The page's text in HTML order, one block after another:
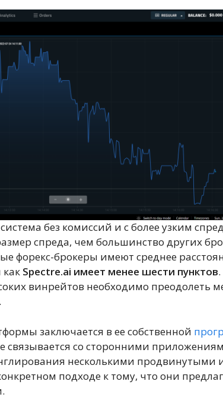
без комиссий и с более узким
спреда, чем большинство других
форекс-брокеры имеют среднее
как Spectre.ai имеет менее шести пунктов
винрейтов необходимо преодолеть
заключается в ее собственной
связывается со сторонними
несколькими продвинутыми
подходе к тому, что они